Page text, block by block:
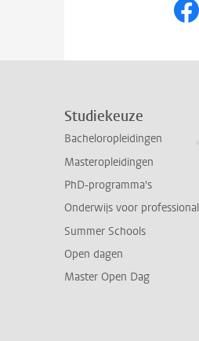
Studiekeuze
Bacheloropleidingen
Masteropleidingen
PhD-programma's
Onderwijs voor
Summer Schools
Open dagen
Master Open Dag